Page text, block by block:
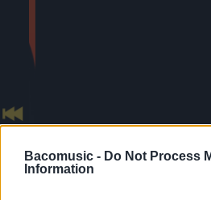
Bacomusic - Do Not Process
Information
Previous